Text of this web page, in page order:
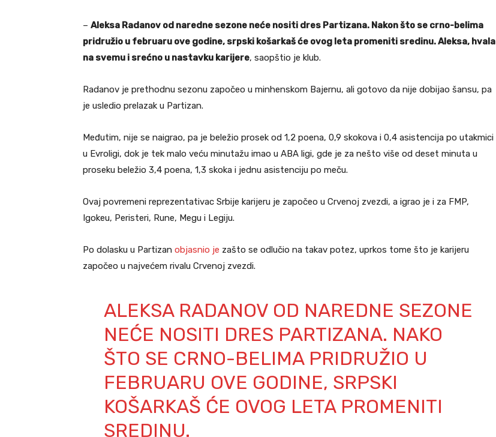
– Aleksa Radanov od naredne sezone neće nositi dres Partizana. Nakon što se crno-belima
pridružio u februaru ove godine, srpski košarkaš će ovog leta promeniti sredinu. Aleksa, hvala
na svemu i srećno u nastavku karijere, saopštio je klub.
Radanov je prethodnu sezonu započeo u minhenskom Bajernu, ali gotovo da nije dobijao šansu, pa
je usledio prelazak u Partizan.
Međutim, nije se naigrao, pa je beležio prosek od 1,2 poena, 0,9 skokova i 0,4 asistencija po utakmici
u Evroligi, dok je tek malo veću minutažu imao u ABA ligi, gde je za nešto više od deset minuta u
proseku beležio 3,4 poena, 1,3 skoka i jednu asistenciju po meču.
Ovaj povremeni reprezentativac Srbije karijeru je započeo u Crvenoj zvezdi, a igrao je i za FMP,
Igokeu, Peristeri, Rune, Megu i Legiju.
Po dolasku u Partizan objasnio je zašto se odlučio na takav potez, uprkos tome što je karijeru
započeo u najvećem rivalu Crvenoj zvezdi.
ALEKSA RADANOV OD NAREDNE SEZONE
NEĆE NOSITI DRES PARTIZANA. NAKO
ŠTO SE CRNO-BELIMA PRIDRUŽIO U
FEBRUARU OVE GODINE, SRPSKI
KOŠARKAŠ ĆE OVOG LETA PROMENITI
SREDINU.